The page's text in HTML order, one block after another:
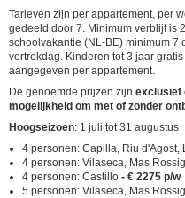
Tarieven zijn per appartement, per
gedeeld door 7. Minimum verblijf is
schoolvakantie (NL-BE) minimum 7
vertrekdag. Kinderen tot 3 jaar
aangegeven per appartement.
De genoemde prijzen zijn exclusief
mogelijkheid om met of zonder
Hoogseizoen: 1 juli tot 31 augustus
4 personen: Capilla, Riu d'Agost,
4 personen: Vilaseca, Mas
4 personen: Castillo - € 2275 p/w
5 personen: Vilaseca, Mas